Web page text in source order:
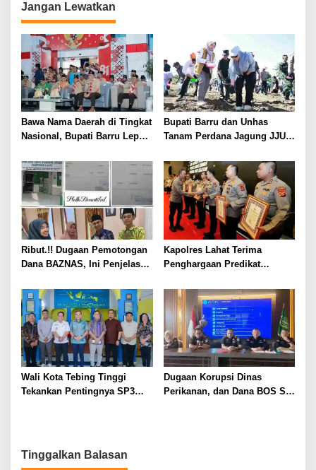
Jangan Lewatkan
Bawa Nama Daerah di Tingkat
Nasional, Bupati Barru Lepas
XII
Bupati Barru dan Unhas
Tanam Perdana Jagung JJUH,
dan Kesejahteraan Petani
Ribut.!! Dugaan Pemotongan
Dana BAZNAS, Ini Penjelasan
Kapolres Lahat Terima
Penghargaan Predikat
Sumsel Tahun 2026
Wali Kota Tebing Tinggi
Tekankan Pentingnya SP3
Dugaan Korupsi Dinas
Perikanan, dan Dana BOS SD
Tinggalkan Balasan